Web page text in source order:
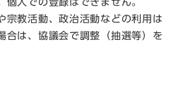
個人での登録はできません。
宗教活動、政治活動などの利用は
合は、協議会で調整（抽選等）を